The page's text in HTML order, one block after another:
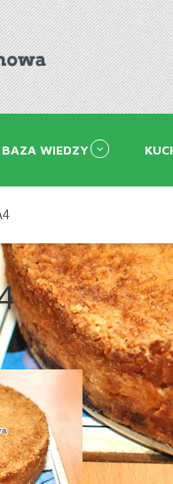
BAZA WIEDZY